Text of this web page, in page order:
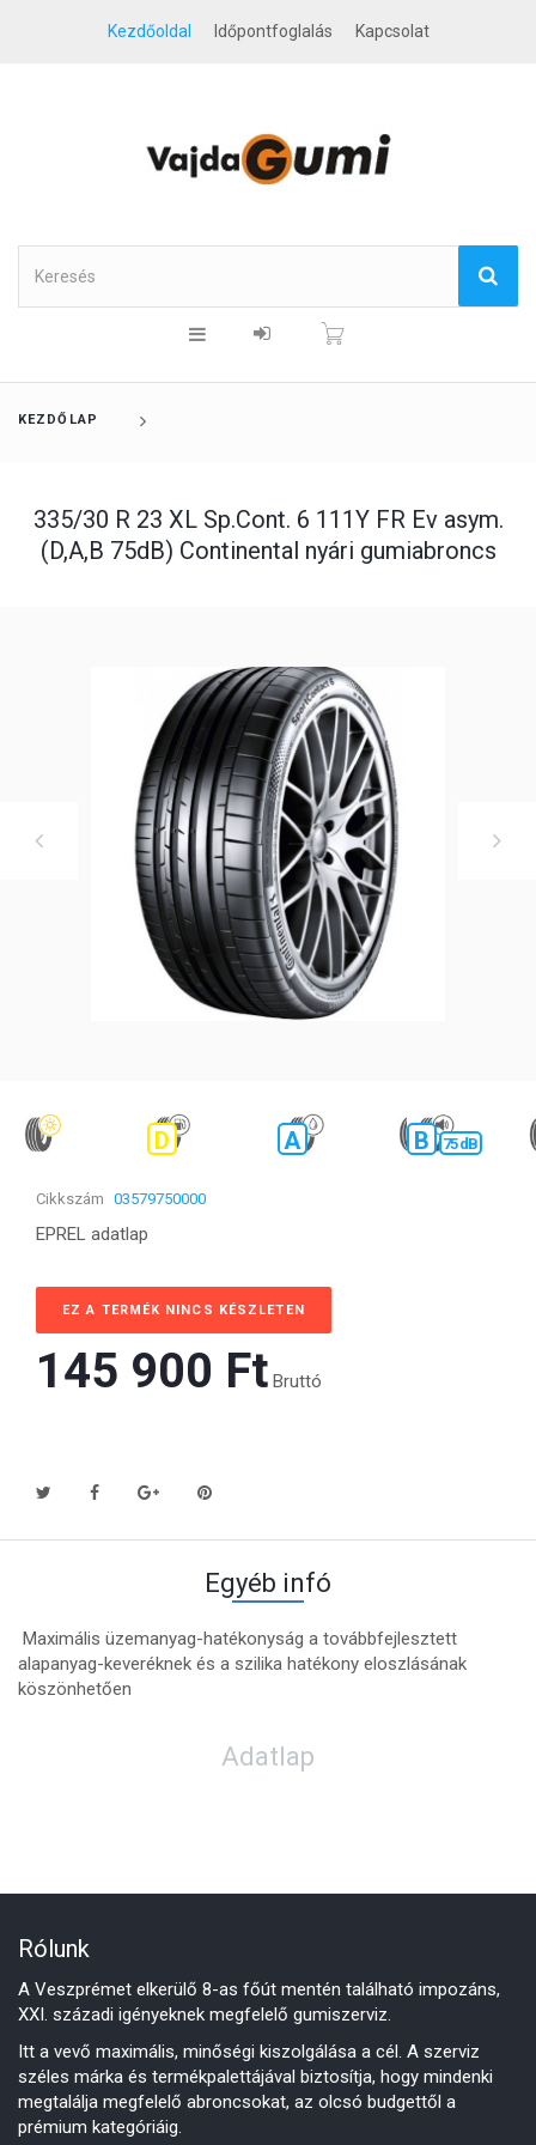
Kezdőoldal Időpontfoglalás Kapcsolat
KEZDŐLAP
335/30 R 23 XL Sp.Cont. 6 111Y FR Ev asym.
(D,A,B 75dB) Continental nyári gumiabroncs
D A B 75 dB
Cikkszám 03579750000
EPREL adatlap
EZ A TERMÉK NINCS KÉSZLETEN
145 900 Ft‎ Bruttó
Egyéb infó
Maximális üzemanyag-hatékonyság a továbbfejlesztett
alapanyag-keveréknek és a szilika hatékony eloszlásának
köszönhetően
Adatlap
Rólunk
A Veszprémet elkerülő 8-as főút mentén található impozáns,
XXI. századi igényeknek megfelelő gumiszerviz.
Itt a vevő maximális, minőségi kiszolgálása a cél. A szerviz
széles márka és termékpalettájával biztosítja, hogy mindenki
megtalálja megfelelő abroncsokat, az olcsó budgettől a
prémium kategóriáig.